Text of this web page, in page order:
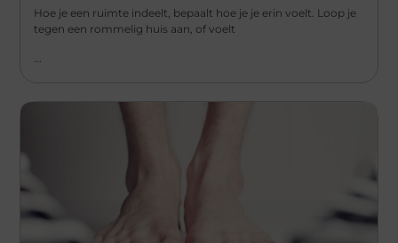
Hoe je een ruimte indeelt, bepaalt hoe je je erin voelt. Loop je
tegen een rommelig huis aan, of voelt